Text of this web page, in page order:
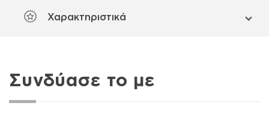
Χαρακτηριστικά
Συνδύασε το με